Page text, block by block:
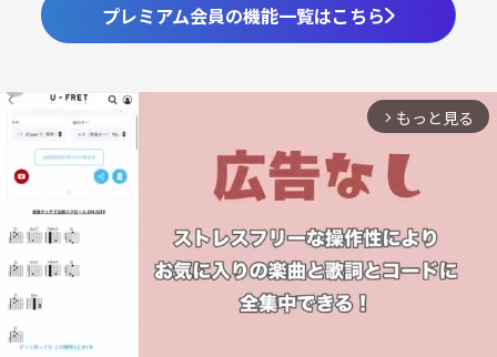
プレミアム会員の機能一覧はこちら
arrow_forward_ios もっと見る